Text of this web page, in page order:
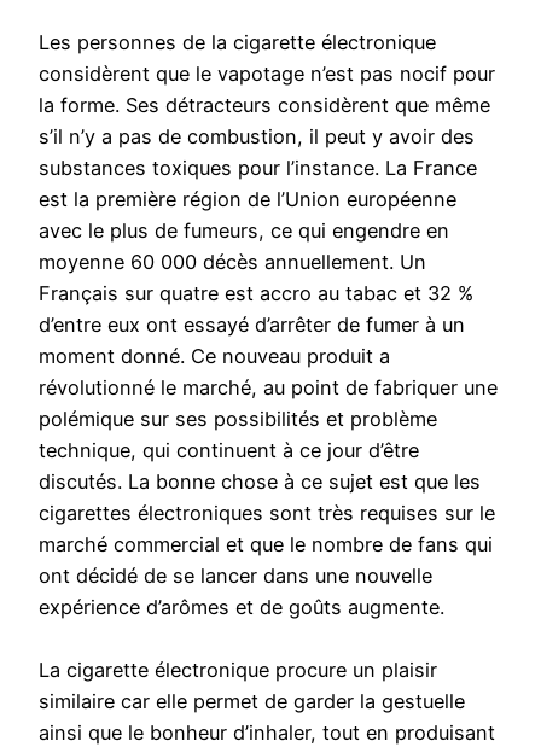
Les personnes de la cigarette électronique
considèrent que le vapotage n’est pas nocif pour
la forme. Ses détracteurs considèrent que même
s’il n’y a pas de combustion, il peut y avoir des
substances toxiques pour l’instance. La France
est la première région de l’Union européenne
avec le plus de fumeurs, ce qui engendre en
moyenne 60 000 décès annuellement. Un
Français sur quatre est accro au tabac et 32 %
d’entre eux ont essayé d’arrêter de fumer à un
moment donné. Ce nouveau produit a
révolutionné le marché, au point de fabriquer une
polémique sur ses possibilités et problème
technique, qui continuent à ce jour d’être
discutés. La bonne chose à ce sujet est que les
cigarettes électroniques sont très requises sur le
marché commercial et que le nombre de fans qui
ont décidé de se lancer dans une nouvelle
expérience d’arômes et de goûts augmente.
La cigarette électronique procure un plaisir
similaire car elle permet de garder la gestuelle
ainsi que le bonheur d’inhaler, tout en produisant